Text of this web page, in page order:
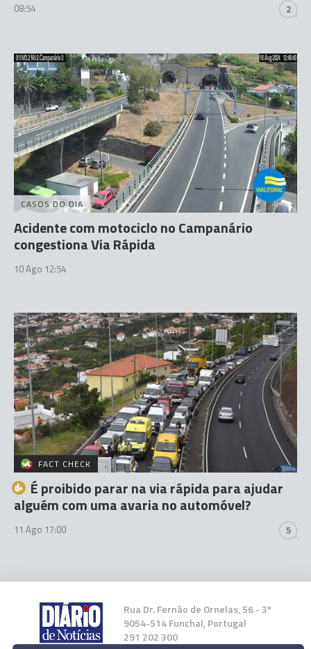
08:54 2
CASOS DO DIA
Acidente com motociclo no Campanário
congestiona Via Rápida
10 Ago 12:54
FACT CHECK
É proibido parar na via rápida para ajudar
alguém com uma avaria no automóvel?
11 Ago 17:00 5
Rua Dr. Fernão de Ornelas, 56 - 3º
9054-514 Funchal, Portugal
291 202 300